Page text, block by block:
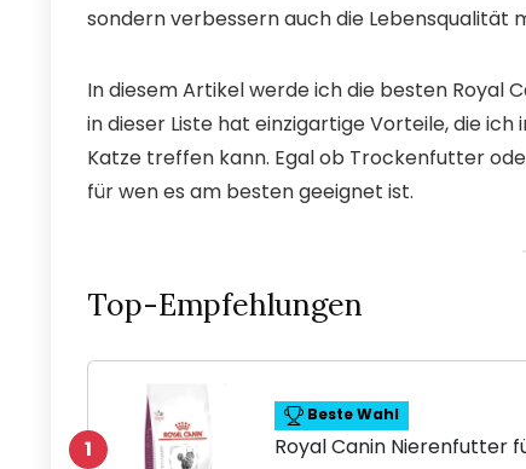
sondern verbessern auch die Lebensqualität
In diesem Artikel werde ich die besten Royal
in dieser Liste hat einzigartige Vorteile, die
Katze treffen kann. Egal ob Trockenfutter
für wen es am besten geeignet ist.
Top-Empfehlungen
1
Beste Wahl
Royal Canin Nierenfutter